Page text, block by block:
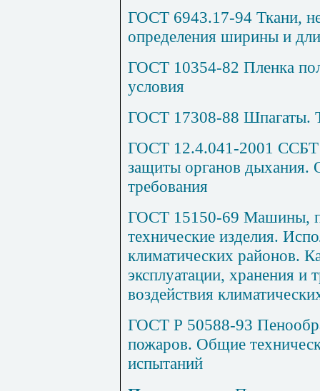
ГОСТ 6943.17-94 Ткани,
определения ширины и
ГОСТ 10354-82 Пленка
условия
ГОСТ 17308-88 Шпагаты.
ГОСТ 12.4.041-2001 ССБТ
защиты органов дыхания.
требования
ГОСТ 15150-69 Машины,
технические изделия.
климатических районов.
эксплуатации, хранения и
воздействия
ГОСТ Р 50588-93
пожаров. Общие
испытаний